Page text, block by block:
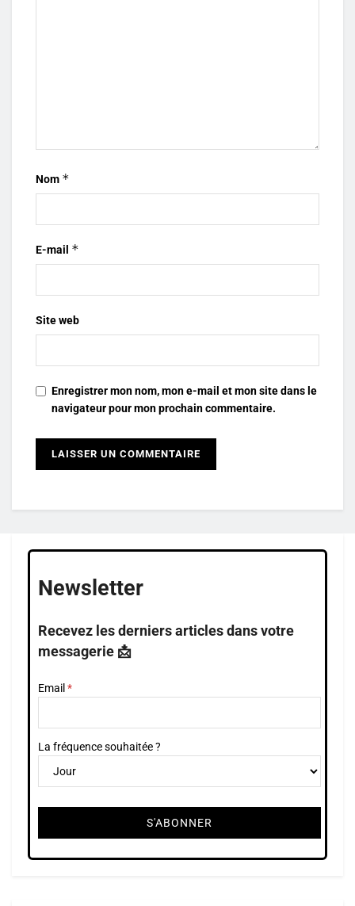
Nom *
E-mail *
Site web
Enregistrer mon nom, mon e-mail et mon site dans le
navigateur pour mon prochain commentaire.
Newsletter
Recevez les derniers articles dans votre
messagerie 📩
Email
La fréquence souhaitée ?